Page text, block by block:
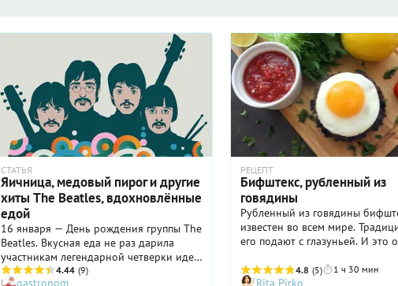
СТАТЬЯ
Яичница, медовый пирог и другие
хиты The Beatles, вдохновлённые
едой
16 января — День рождения группы The
Beatles. Вкусная еда не раз дарила
участникам легендарной четверки идеи
для их музыкальных шедевров. Само
4.44 (9)
gastronom
РЕЦЕПТ
Бифштекс, рубленный из
говядины
Рубленный из говядины
известен во всем мире.
его подают с глазуньей. И это
растекающийся желток является
4.8 (5) 1 ч 30 мин
Rita Pirko